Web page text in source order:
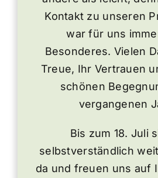
Kontakt zu unseren
war für uns
Besonderes. Vielen
Treue, Ihr Vertrauen
schönen
vergangenen
Bis zum 18. Juli
selbstverständlich
da und freuen uns auf